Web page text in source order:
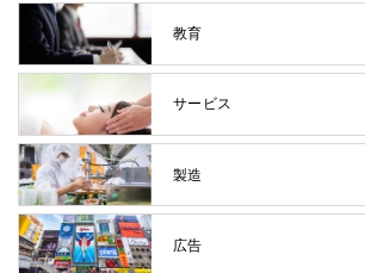
教育
サービス
製造
広告